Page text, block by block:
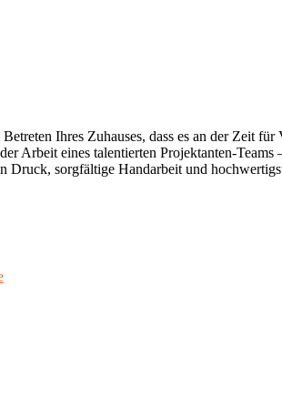
Ihres Zuhauses, dass es an der Zeit
Arbeit eines talentierten Projektanten-
Druck, sorgfältige Handarbeit und